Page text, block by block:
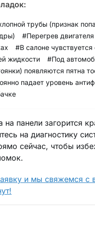
трубы (признак
#Перегрев
#В салоне
жидкости
#Под
появляются пятна
падает уровень
панели загорится
на диагностику
сейчас, чтобы
и мы свяжемся с